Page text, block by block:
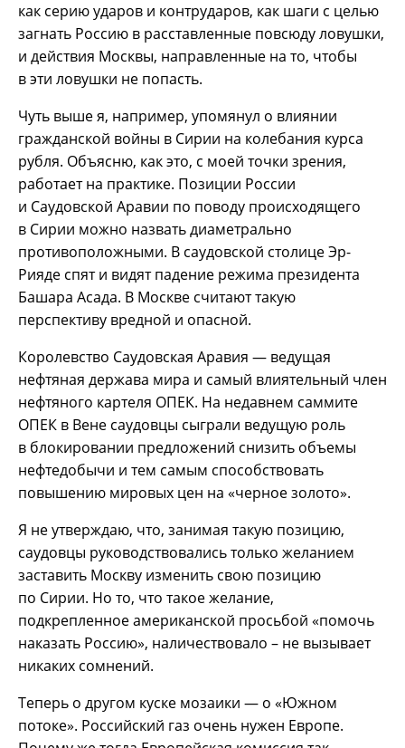
как серию ударов и контрударов, как шаги с целью
загнать Россию в расставленные повсюду ловушки,
и действия Москвы, направленные на то, чтобы
в эти ловушки не попасть.
Чуть выше я, например, упомянул о влиянии
гражданской войны в Сирии на колебания курса
рубля. Объясню, как это, с моей точки зрения,
работает на практике. Позиции России
и Саудовской Аравии по поводу происходящего
в Сирии можно назвать диаметрально
противоположными. В саудовской столице Эр-
Рияде спят и видят падение режима президента
Башара Асада. В Москве считают такую
перспективу вредной и опасной.
Королевство Саудовская Аравия — ведущая
нефтяная держава мира и самый влиятельный член
нефтяного картеля ОПЕК. На недавнем саммите
ОПЕК в Вене саудовцы сыграли ведущую роль
в блокировании предложений снизить объемы
нефтедобычи и тем самым способствовать
повышению мировых цен на «черное золото».
Я не утверждаю, что, занимая такую позицию,
саудовцы руководствовались только желанием
заставить Москву изменить свою позицию
по Сирии. Но то, что такое желание,
подкрепленное американской просьбой «помочь
наказать Россию», наличествовало – не вызывает
никаких сомнений.
Теперь о другом куске мозаики — о «Южном
потоке». Российский газ очень нужен Европе.